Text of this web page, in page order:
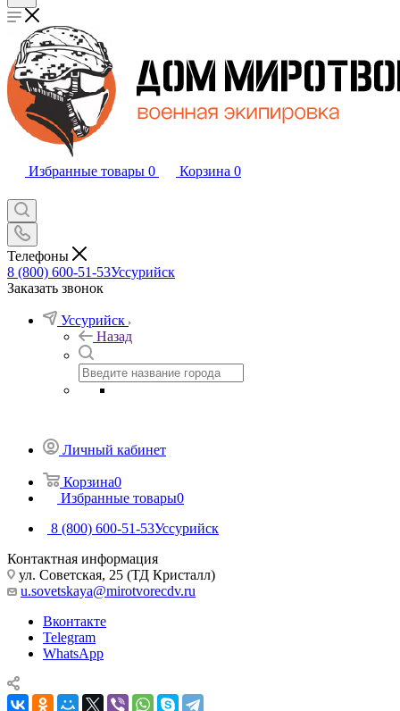
Избранные товары 0 Корзина 0
Телефоны
8 (800) 600-51-53Уссурийск
Заказать звонок
Уссурийск
Назад
Личный кабинет
Корзина0
Избранные товары0
8 (800) 600-51-53Уссурийск
Контактная информация
ул. Советская, 25 (ТД Кристалл)
u.sovetskaya@mirotvorecdv.ru
Вконтакте
Telegram
WhatsApp